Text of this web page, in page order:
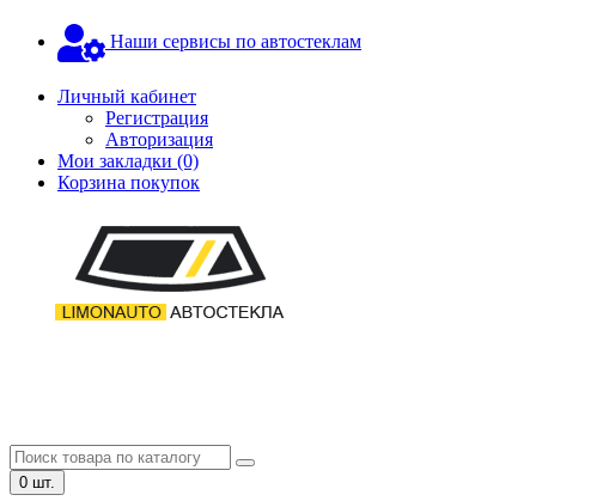
Наши сервисы по автостеклам
Личный кабинет
Регистрация
Авторизация
Мои закладки (0)
Корзина покупок
0 шт.